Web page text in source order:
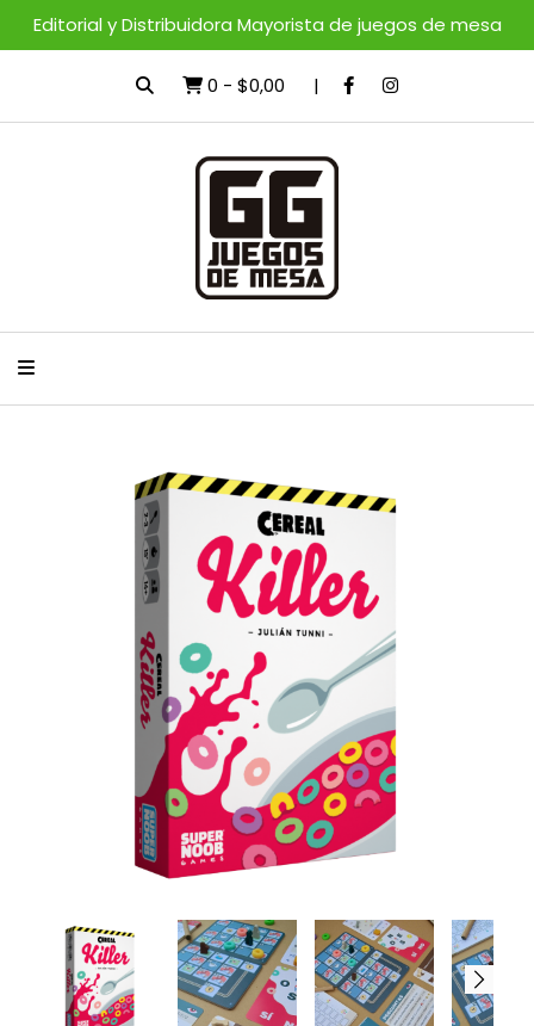
Editorial y Distribuidora Mayorista de juegos de mesa
0 - $0,00